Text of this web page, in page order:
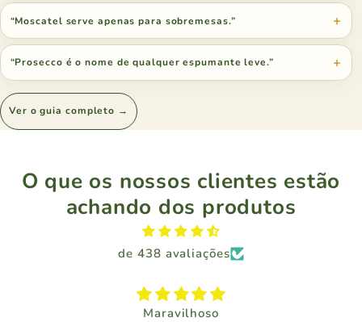
“Moscatel serve apenas para sobremesas.”
“Prosecco é o nome de qualquer espumante leve.”
Ver o guia completo →
O que os nossos clientes estão
achando dos produtos
de 438 avaliações
Maravilhoso